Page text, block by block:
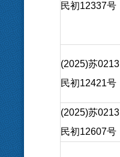
民初12337号
(2025)苏0213
民初12421号
(2025)苏0213
民初12607号